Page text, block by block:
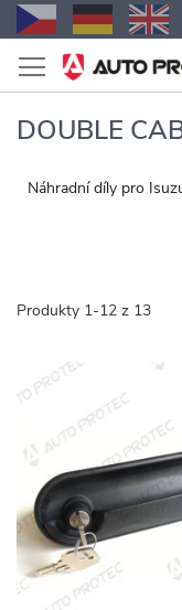
Přejít
na
obsah
DOUBLE
Náhradní díly pro
Produkty 1-12 z 13